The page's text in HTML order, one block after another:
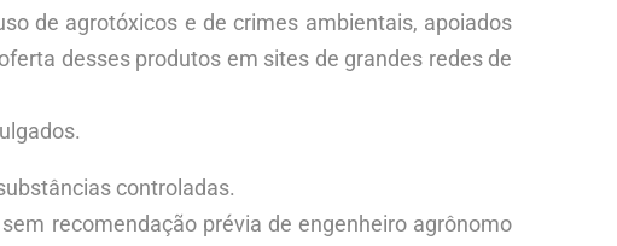
de agrotóxicos e de crimes ambientais, apoiados
desses produtos em sites de grandes redes de
controladas.
recomendação prévia de engenheiro agrônomo